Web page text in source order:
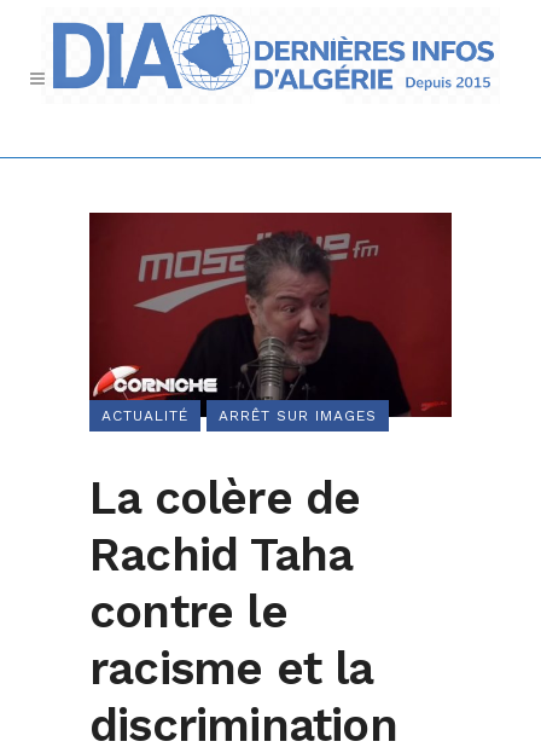
ACTUALITÉ ARRÊT SUR IMAGES
La colère de
Rachid Taha
contre le
racisme et la
discrimination